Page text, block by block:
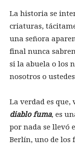
La historia se
criaturas,
una señora
final nunca
si la abuela o los
nosotros o
La verdad es que,
diablo fuma, es
por nada se llevó
Berlín, uno de los